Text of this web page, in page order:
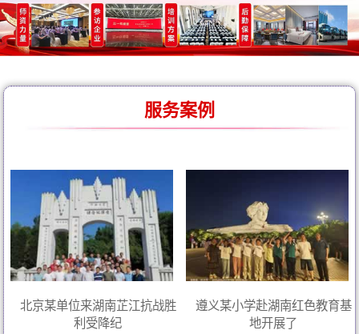
服务案例
北京某单位来湖南芷江抗战胜
利受降纪
遵义某小学赴湖南红色教育基
地开展了